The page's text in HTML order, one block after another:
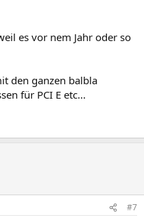
es vor nem Jahr oder so
den ganzen balbla
für PCI E etc...
#7